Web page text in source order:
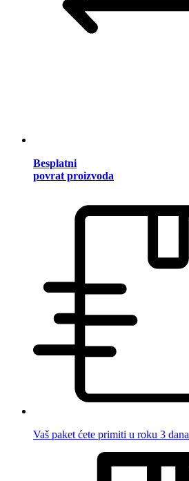
Besplatni
povrat proizvoda
Vaš paket ćete primiti u roku 3 dana